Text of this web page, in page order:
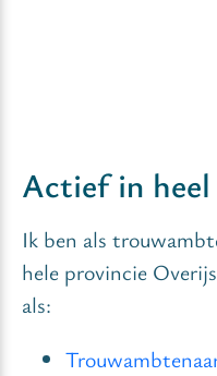
Actief in
Ik ben als
hele provincie
als: